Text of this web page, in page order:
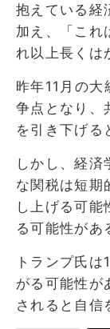
抱えている経
加え、「これ
れ以上長くは
昨年11月の大
争点となり、
を引き下げる
しかし、経済
な関税は短期
し上げる可能
る可能性があ
トランプ氏
がる可能性が
されると自